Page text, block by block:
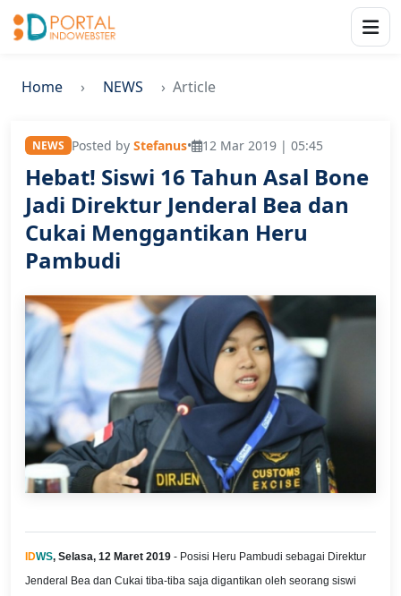
Home NEWS Article
NEWS Posted by Stefanus• 12 Mar 2019 | 05:45
Hebat! Siswi 16 Tahun Asal Bone
Jadi Direktur Jenderal Bea dan
Cukai Menggantikan Heru
Pambudi
IDWS, Selasa, 12 Maret 2019 - Posisi Heru Pambudi sebagai Direktur
Jenderal Bea dan Cukai tiba-tiba saja digantikan oleh seorang siswi